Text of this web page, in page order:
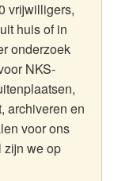
vrijwilligers,
huis of in
onderzoek
NKS-
archiveren en
voor ons
zijn we op